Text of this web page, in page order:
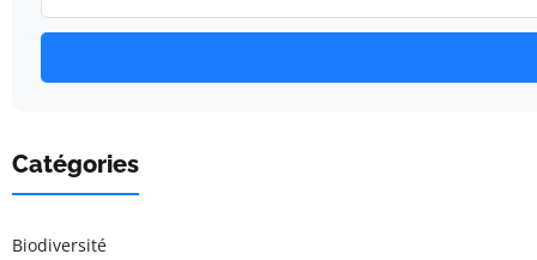
Catégories
Biodiversité